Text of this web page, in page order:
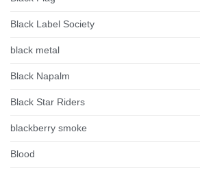
Black Label Society
black metal
Black Napalm
Black Star Riders
blackberry smoke
Blood